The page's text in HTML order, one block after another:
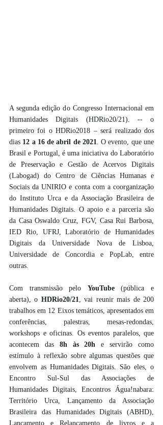
A segunda edição do Congresso Internacional em
Humanidades Digitais (HDRio20/21). -- o
primeiro foi o HDRio2018 – será realizado dos
dias 12 a 16 de abril de 2021. O evento, que une
Brasil e Portugal, é uma iniciativa do Laboratório
de Preservação e Gestão de Acervos Digitais
(Labogad) do Centro de Ciências Humanas e
Sociais da UNIRIO e conta com a coorganização
do Instituto Urca e da Associação Brasileira de
Humanidades Digitais. O apoio e a parceria são
da Casa Oswaldo Cruz, FGV, Casa Rui Barbosa,
IED Rio, UFRJ, Laboratório de Humanidades
Digitais da Universidade Nova de Lisboa,
Universidade de Concordia e PopLab, entre
outras.
Com transmissão pelo YouTube (pública e
aberta), o HDRio20/21, vai reunir mais de 200
trabalhos em 12 Eixos temáticos, apresentados em
conferências, palestras, mesas-redondas,
workshops e oficinas. Os eventos paralelos, que
acontecem das 8h às 20h e servirão como
estímulo à reflexão sobre algumas questões que
envolvem as Humanidades Digitais. São eles, o
Encontro Sul-Sul das Associações de
Humanidades Digitais, Encontros Água!nabara:
Território Urca, Lançamento da Associação
Brasileira das Humanidades Digitais (ABHD),
Lançamento e Relançamento de livros e a